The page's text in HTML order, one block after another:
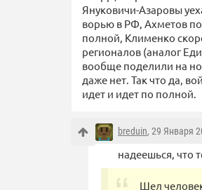
Януковичи-Азаровы
ворью в РФ, Ахметов
полной, Клименко
регионалов (аналог
вообще поделили на
даже нет. Так что да,
идет и идет по полной.
breduin, 29 Января
надеешься, что
Шел